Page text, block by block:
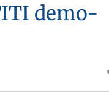
demo-